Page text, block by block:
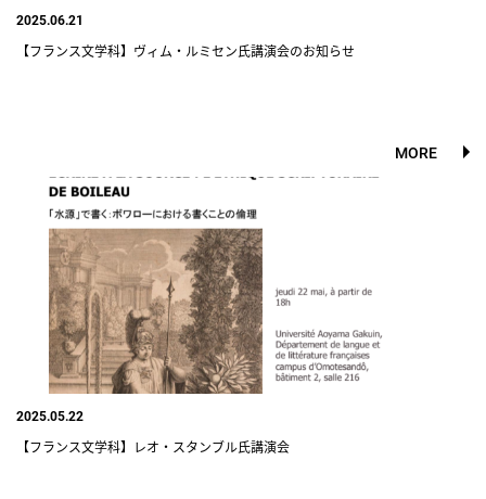
2025.06.21
【フランス文学科】ヴィム・ルミセン氏講演会のお知らせ
MORE
2025.05.22
【フランス文学科】レオ・スタンブル氏講演会